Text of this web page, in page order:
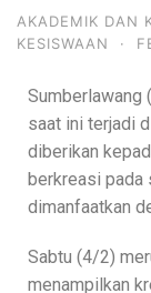
AKADEMIK DAN
KESISWAAN
·
Sumberlawang
saat ini terjadi
diberikan
berkreasi pada
dimanfaatkan
Sabtu (4/2)
menampilkan